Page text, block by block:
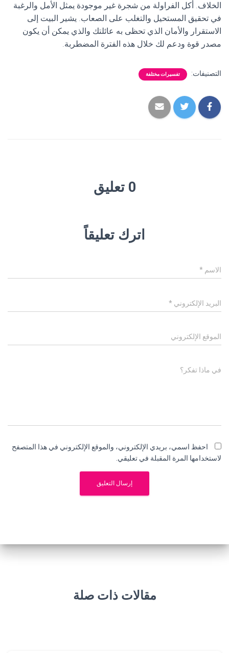
الخلاف. أكل الفراولة من شجرة غير موجودة يمثل الأمل والرغبة
في تحقيق المستحيل والتغلب على الصعاب. يشير البيت إلى
الاستقرار والأمان الذي تحظى به عائلتك والذي يمكن أن يكون
مصدر قوة ودعم لك خلال هذه الفترة المضطربة.
التصنيفات: تفسيرات مختلفة
0 تعليق
اترك تعليقاً
الاسم *
البريد الإلكتروني *
الموقع الإلكتروني
في ماذا تفكر؟
احفظ اسمي، بريدي الإلكتروني، والموقع الإلكتروني في هذا المتصفح
لاستخدامها المرة المقبلة في تعليقي.
مقالات ذات صلة